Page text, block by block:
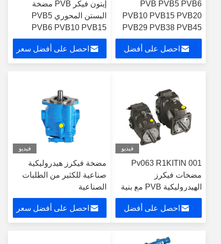
PVB PVB5 PVB6
PVB10 PVB15 PVB20
PVB29 PVB38 PVB45
سلسلة الدقة الضغط
العالي إيتون فيكرز مضخة
صناعة الصين
احصل على أفضل
إيتون فيكر PVB مضخة
البستن المحوري PVB5
PVB6 PVB10 PVB15
PVB20 PVB29 مضخة
هيدروليكيةاحصل على أفضل سعر
فيديو
Pv063 R1KITIN 001
مضخات فيكرز
الهيدروليكية PVB مع بنية
صفيحة السويس
احصل على أفضل
فيديو
مضخة فيكرز هيدروليكية
صناعية للكثير من الطلبات
الصناعية
احصل على أفضل سعر